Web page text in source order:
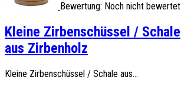
Bewertung: Noch nicht bewertet
Kleine Zirbenschüssel / Schale
aus Zirbenholz
Kleine Zirbenschüssel / Schale aus...